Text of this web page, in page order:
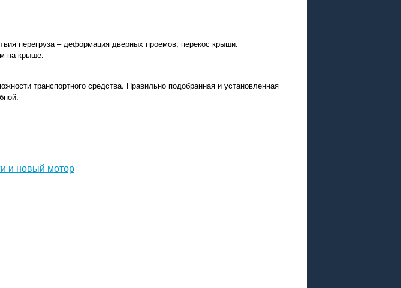
перегруза – деформация дверных проемов, перекос крыши.
на крыше.
транспортного средства. Правильно подобранная и установленная
и новый мотор